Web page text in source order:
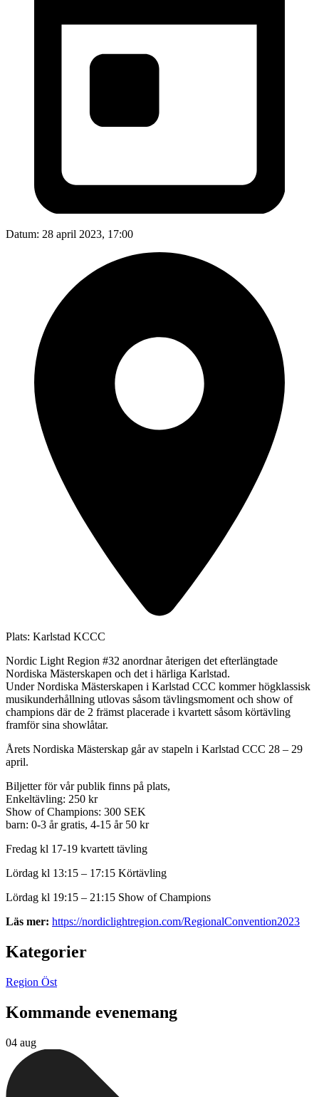
Datum: 28 april 2023, 17:00
Plats: Karlstad KCCC
Nordic Light Region #32 anordnar återigen det efterlängtade
Nordiska Mästerskapen och det i härliga Karlstad.
Under Nordiska Mästerskapen i Karlstad CCC kommer högklassisk
musikunderhållning utlovas såsom tävlingsmoment och show of
champions där de 2 främst placerade i kvartett såsom körtävling
framför sina showlåtar.
Årets Nordiska Mästerskap går av stapeln i Karlstad CCC 28 – 29
april.
Biljetter för vår publik finns på plats,
Enkeltävling: 250 kr
Show of Champions: 300 SEK
barn: 0-3 år gratis, 4-15 år 50 kr
Fredag kl 17-19 kvartett tävling
Lördag kl 13:15 – 17:15 Körtävling
Lördag kl 19:15 – 21:15 Show of Champions
Läs mer: https://nordiclightregion.com/RegionalConvention2023
Kategorier
Region Öst
Kommande evenemang
04 aug